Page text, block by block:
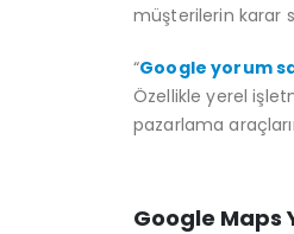
müşterilerin karar
“Google yorum
Özellikle yerel
pazarlama
Google Maps